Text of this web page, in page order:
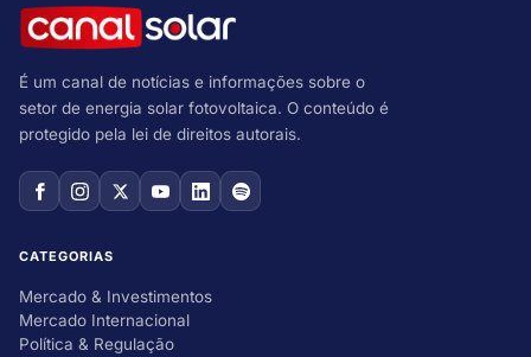
É um canal de notícias e informações sobre o
setor de energia solar fotovoltaica. O conteúdo é
protegido pela lei de direitos autorais.
CATEGORIAS
Mercado & Investimentos
Mercado Internacional
Política & Regulação